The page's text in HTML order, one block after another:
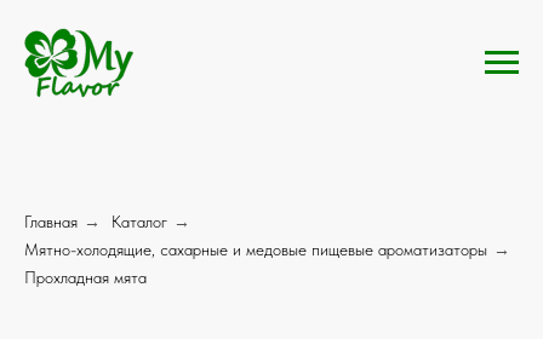
Главная → Каталог →
Мятно-холодящие, сахарные и медовые пищевые ароматизаторы →
Прохладная мята